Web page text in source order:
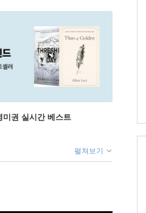
미권 실시간 베스트
펼쳐보기